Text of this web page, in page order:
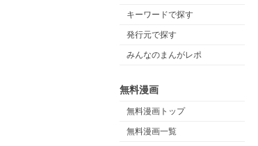
キーワードで探す
発行元で探す
みんなのまんがレポ
無料漫画
無料漫画トップ
無料漫画一覧